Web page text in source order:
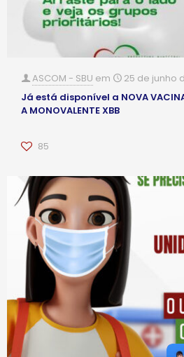
ASCOM - SBU em
25 de junho
Já está disponível a NOVA
A MONOVALENTE XBB
85